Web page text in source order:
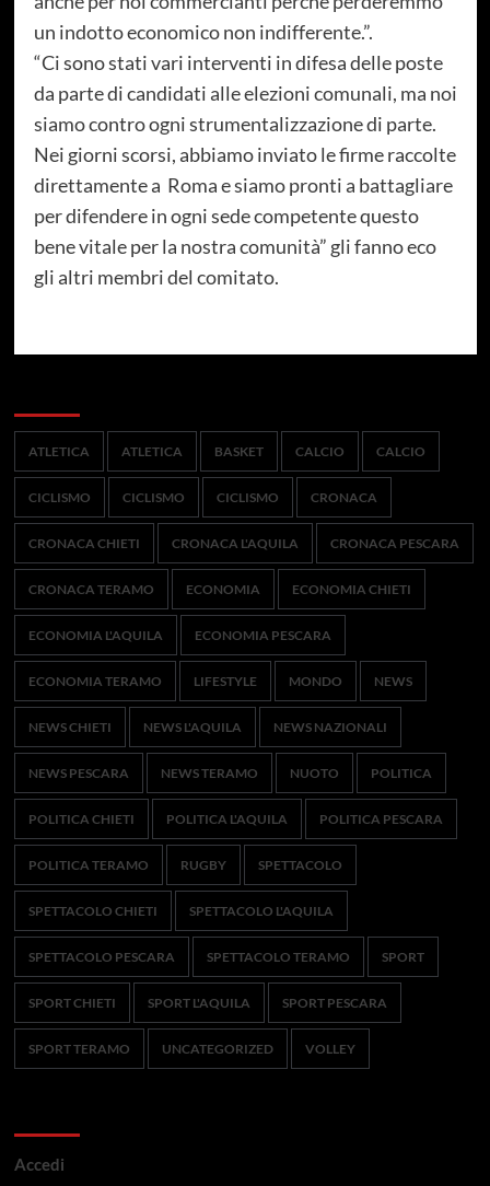
un indotto economico non indifferente.”.
“Ci sono stati vari interventi in difesa delle poste
da parte di candidati alle elezioni comunali, ma noi
siamo contro ogni strumentalizzazione di parte.
Nei giorni scorsi, abbiamo inviato le firme raccolte
direttamente a Roma e siamo pronti a battagliare
per difendere in ogni sede competente questo
bene vitale per la nostra comunità” gli fanno eco
gli altri membri del comitato.
ATLETICA ATLETICA BASKET CALCIO CALCIO
CICLISMO CICLISMO CICLISMO CRONACA
CRONACA CHIETI CRONACA L'AQUILA CRONACA PESCARA
CRONACA TERAMO ECONOMIA ECONOMIA CHIETI
ECONOMIA L'AQUILA ECONOMIA PESCARA
ECONOMIA TERAMO LIFESTYLE MONDO NEWS
NEWS CHIETI NEWS L'AQUILA NEWS NAZIONALI
NEWS PESCARA NEWS TERAMO NUOTO POLITICA
POLITICA CHIETI POLITICA L'AQUILA POLITICA PESCARA
POLITICA TERAMO RUGBY SPETTACOLO
SPETTACOLO CHIETI SPETTACOLO L'AQUILA
SPETTACOLO PESCARA SPETTACOLO TERAMO SPORT
SPORT CHIETI SPORT L'AQUILA SPORT PESCARA
SPORT TERAMO UNCATEGORIZED VOLLEY
Accedi